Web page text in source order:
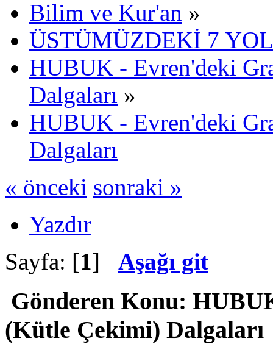
Bilim ve Kur'an »
ÜSTÜMÜZDEKİ 7 YOL
HUBUK - Evren'deki
Dalgaları »
HUBUK - Evren'deki
Dalgaları
« önceki sonraki »
Yazdır
Sayfa: [1] Aşağı git
Gönderen Konu:
(Kütle Çekimi) Dalgaları